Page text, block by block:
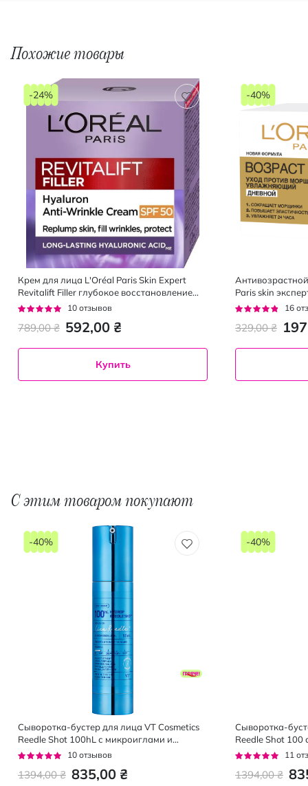
Похожие товары
Крем для лица L'Oréal Paris Skin Expert
Revitalift Filler глубокое восстановление
дневной 40+ SPF 50, 50 мл
Рейтинг:
10 отзывов
592,00 ₴
789,00 ₴
-24%
Купить
Paris skin
Рейтинг:
16
329,00 ₴
-40%
С этим товаром покупают
Сыворотка-бустер для лица VT Cosmetics
Reedle Shot 100hL с микроиглами и
гиалуроновой кислотой 50 мл
Рейтинг:
10 отзывов
835,00 ₴
1394,00 ₴
-40%
Сыворотка-
Reedle Shot
экстрактом
Рейтинг:
11
1394,00 ₴
-40%